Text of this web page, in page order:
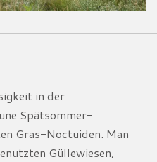
in der
Spätsommer-
Gras-Noctuiden. Man
Güllewiesen,